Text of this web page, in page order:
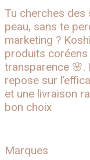
Tu cherches
peau, sans te
marketing ?
produits
transparence
repose sur
et une livraison
bon choix
Marques